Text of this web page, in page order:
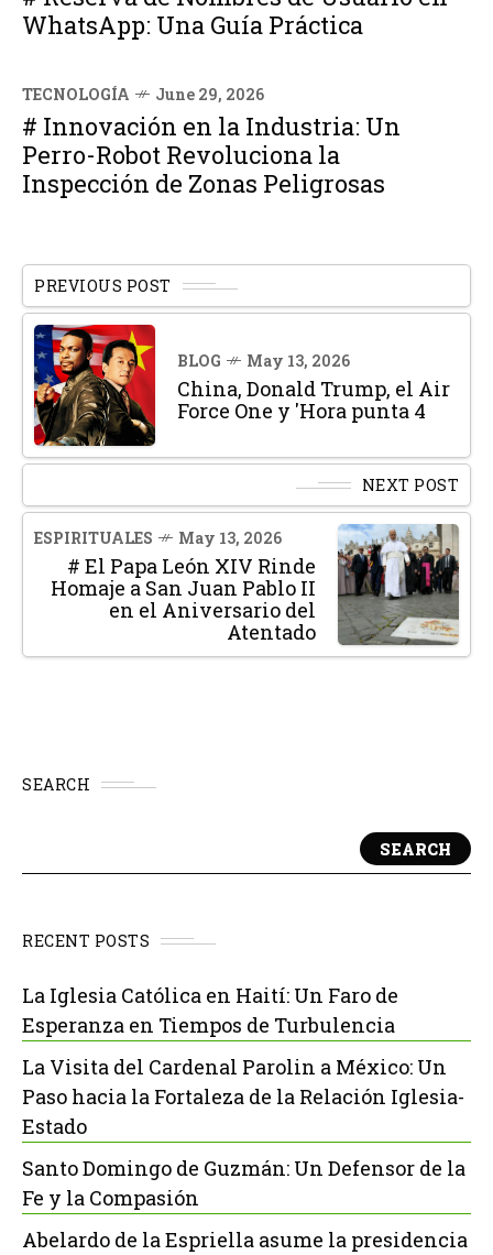
WhatsApp: Una Guía Práctica
TECNOLOGÍA June 29, 2026
# Innovación en la Industria: Un
Perro-Robot Revoluciona la
Inspección de Zonas Peligrosas
PREVIOUS POST
BLOG May 13, 2026
China, Donald Trump, el Air
Force One y 'Hora punta 4
NEXT POST
ESPIRITUALES May 13, 2026
# El Papa León XIV Rinde
Homaje a San Juan Pablo II
en el Aniversario del
Atentado
SEARCH
SEARCH
RECENT POSTS
La Iglesia Católica en Haití: Un Faro de
Esperanza en Tiempos de Turbulencia
La Visita del Cardenal Parolin a México: Un
Paso hacia la Fortaleza de la Relación Iglesia-
Estado
Santo Domingo de Guzmán: Un Defensor de la
Fe y la Compasión
Abelardo de la Espriella asume la presidencia